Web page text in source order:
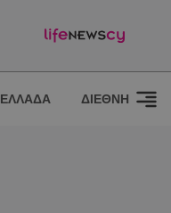
ΕΛΛΑΔΑ ΔΙΕΘΝΗ